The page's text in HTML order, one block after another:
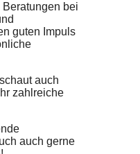
bei
guten Impuls
auch
zahlreiche
auch gerne